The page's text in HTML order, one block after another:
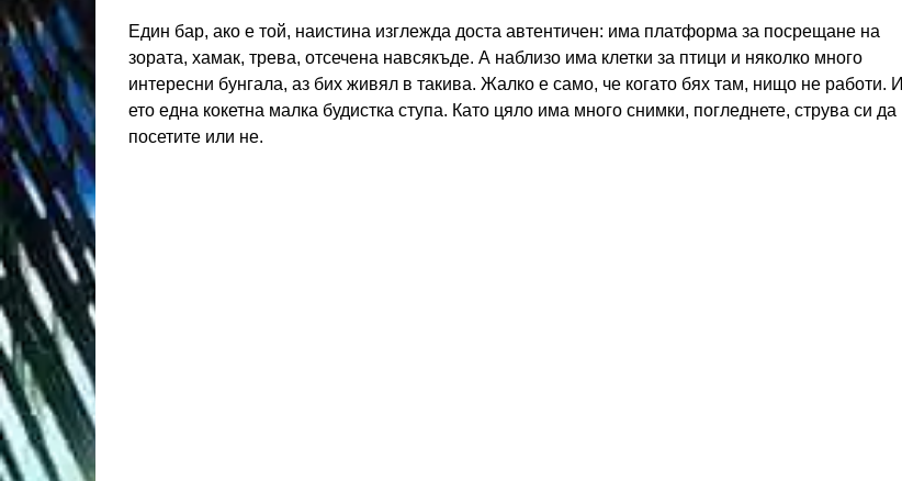
Един бар, ако е той, наистина изглежда доста автентичен: има платформа за посрещане на
зората, хамак, трева, отсечена навсякъде. А наблизо има клетки за птици и няколко много
интересни бунгала, аз бих живял в такива. Жалко е само, че когато бях там, нищо не работи. И
ето една кокетна малка будистка ступа. Като цяло има много снимки, погледнете, струва си да
посетите или не.